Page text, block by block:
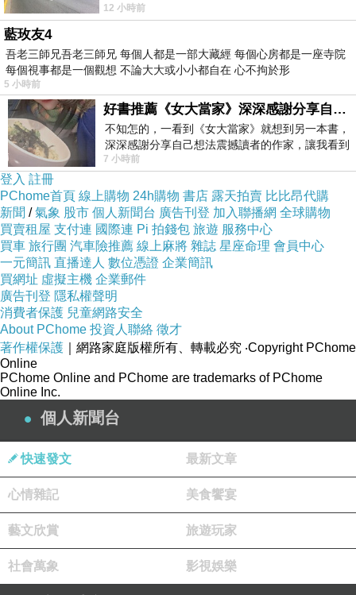
變成了一個大高個，也是籃球國手了
~~
在籃球選手上而言，
我就是個子矮了點，瘦了點😆
當年忠勤女子籃球隊到台中來找球員，
我家三個女孩都去了，
我跟大姐在學校都是校隊，
二姐連球都拍不好，
就是個子高(172公分)
結果，
就被聯勤的忠勤女子籃球隊的教練江憲
治教練看上了~~
上了台北，
也多次代表台灣到新加坡、香港比賽，
後來保送到北體，現在是教師退休~~
只有這次代表曉明女中
參加(忘記是什麼比賽了)的照片回憶😆
在報考女青年工作大隊時，也有籃球這
項目~~
我一記三步上籃，就中了錄取名單~~
當然我的筆試成績也很不錯的😆
12 小時前
藍玫友4
吾老三師兄吾老三師兄 每個人都是一部大藏經 每個心房都是一座寺院
每個視事都是一個觀想 不論大大或小小都自在 心不拘於形
5 小時前
好書推薦《女大當家》深深感謝分享自己想法震撼讀者的作家，讓我看到不同樣貌的家庭！
不知怎的，一看到《女大當家》就想到另一本書，
深深感謝分享自己想法震撼讀者的作家，讓我看到
不同樣貌的家庭！ 《女大
7 小時前
登入 註冊
PChome首頁 線上購物 24h購物 書店 露天拍賣 比比昂代購
新聞 /氣象 股市 個人新聞台 廣告刊登 加入聯播網 全球購物
買賣租屋 支付連 國際連 Pi 拍錢包 旅遊 服務中心
買車 旅行團 汽車險推薦 線上麻將 雜誌 星座命理 會員中心
一元簡訊 直播達人 數位憑證 企業簡訊
買網址 虛擬主機 企業郵件
廣告刊登 隱私權聲明
消費者保護 兒童網路安全
About PChome 投資人聯絡 徵才
著作權保護 ｜網路家庭版權所有、轉載必究 ‧Copyright PChome
Online
PChome Online and PChome are trademarks of PChome
Online Inc.
個人新聞台
快速發文 最新文章
心情雜記 美食饗宴
藝文欣賞 旅遊玩家
社會萬象 影視娛樂